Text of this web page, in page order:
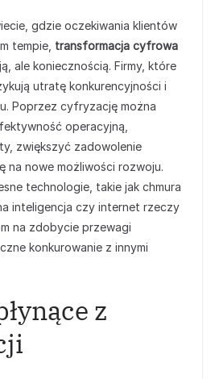
gdzie oczekiwania klientów
tempie, transformacja cyfrowa
ale koniecznością. Firmy, które
utratę konkurencyjności i
Poprzez cyfryzację można
operacyjną,
zwiększyć zadowolenie
na nowe możliwości rozwoju.
technologie, takie jak chmura
inteligencja czy internet rzeczy
na zdobycie przewagi
konkurowanie z innymi
z